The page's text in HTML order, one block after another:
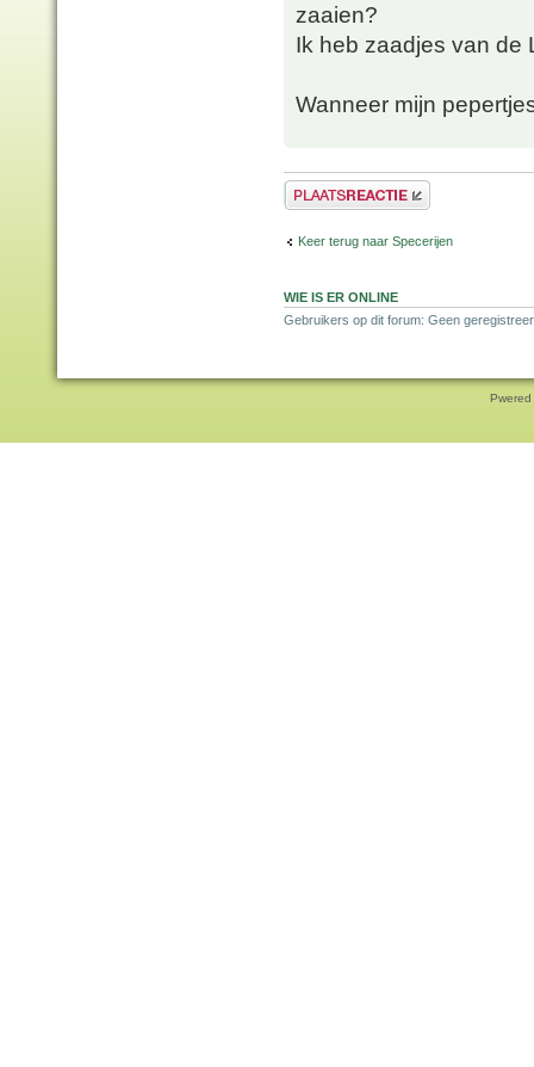
zaaien?
Ik heb zaadjes van de
Wanneer mijn
Plaats een reactie
Keer terug naar Specerijen
WIE IS ER ONLINE
Gebruikers op dit forum: Geen